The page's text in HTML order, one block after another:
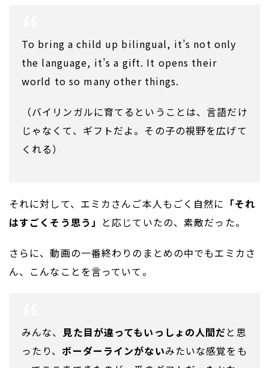
To bring a child up bilingual, it’s not only
the language, it’s a gift. It opens their
world to so many other things.
（バイリンガルに育てるということは、言語だけ
じゃなくて、ギフトだよ。その子の視野を広げて
くれる）
それに対して、エミカさんご本人もごく自然に 「それ
はすごくそう思う」 と応じていたの、素敵だった。
さらに、動画の一番終わりのまとめの中でもエミカさ
ん、こんなことを言っていて。
みんな、 見た目が違ってもいっしょの人間だと思
ったり、ボーダーラインがないみたいな感覚をも